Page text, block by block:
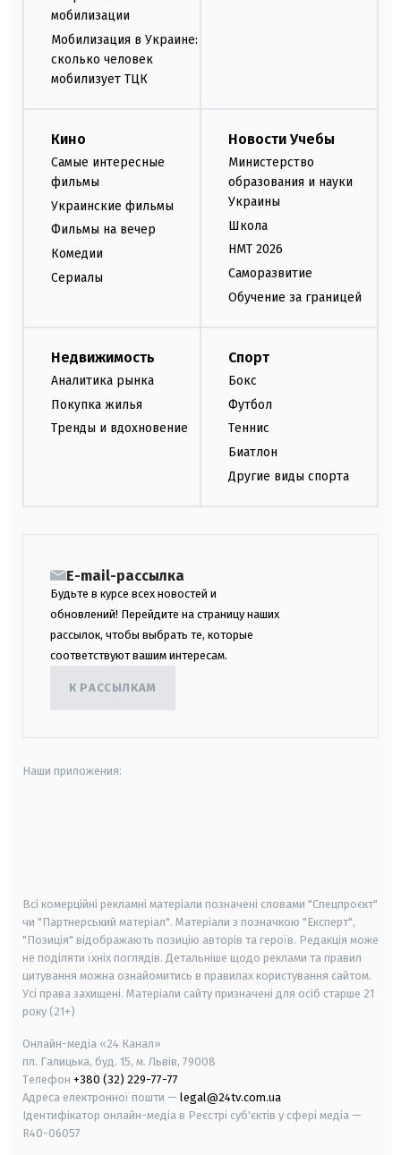
мобилизации
Мобилизация в Украине:
сколько человек
мобилизует ТЦК
Кино
Самые интересные
фильмы
Украинские фильмы
Фильмы на вечер
Комедии
Сериалы
Новости Учебы
Министерство
образования и науки
Украины
Школа
НМТ 2026
Саморазвитие
Обучение за границей
Недвижимость
Аналитика рынка
Покупка жилья
Тренды и вдохновение
Спорт
Бокс
Футбол
Теннис
Биатлон
Другие виды спорта
E-mail-рассылка
Будьте в курсе всех новостей и
обновлений! Перейдите на страницу наших
рассылок, чтобы выбрать те, которые
соответствуют вашим интересам.
К РАССЫЛКАМ
Наши приложения:
Всі комерційні рекламні матеріали позначені словами "Спецпроєкт"
чи "Партнерський матеріал". Матеріали з позначкою "Експерт",
"Позиція" відображають позицію авторів та героїв. Редакція може
не поділяти їхніх поглядів. Детальніше щодо реклами та правил
цитування можна ознайомитись в правилах користування сайтом.
Усі права захищені. Матеріали сайту призначені для осіб старше 21
року (21+)
Онлайн-медіа «24 Канал»
пл. Галицька, буд. 15, м. Львів, 79008
Телефон +380 (32) 229-77-77
Адреса електронної пошти — legal@24tv.com.ua
Ідентифікатор онлайн-медіа в Реєстрі суб'єктів у сфері медіа —
R40-06057